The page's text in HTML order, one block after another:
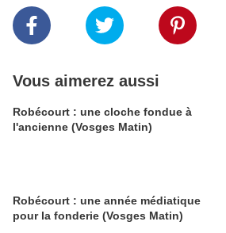
Vous aimerez aussi
Robécourt : une cloche fondue à
l'ancienne (Vosges Matin)
Robécourt : une année médiatique
pour la fonderie (Vosges Matin)